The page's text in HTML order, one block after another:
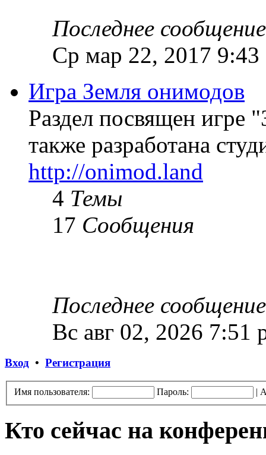
Последнее сообщение
Ср мар 22, 2017 9:43
Игра Земля онимодов
Раздел посвящен игре
также разработана
http://onimod.land
4 Темы
17 Сообщения
Последнее сообщение
Вс авг 02, 2026 7:51
Вход • Регистрация
Имя пользователя: Пароль: |
Кто сейчас на